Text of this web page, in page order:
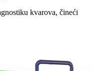
kvarova, čineći